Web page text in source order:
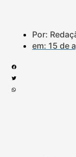
Por:
em: 15 de